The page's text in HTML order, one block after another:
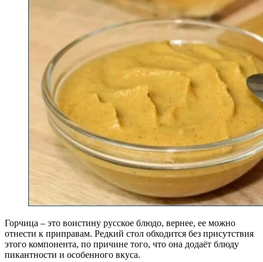
Горчица – это воистину русское блюдо, вернее, ее можно
отнести к приправам. Редкий стол обходится без присутствия
этого компонента, по причине того, что она додаёт блюду
пикантности и особенного вкуса.